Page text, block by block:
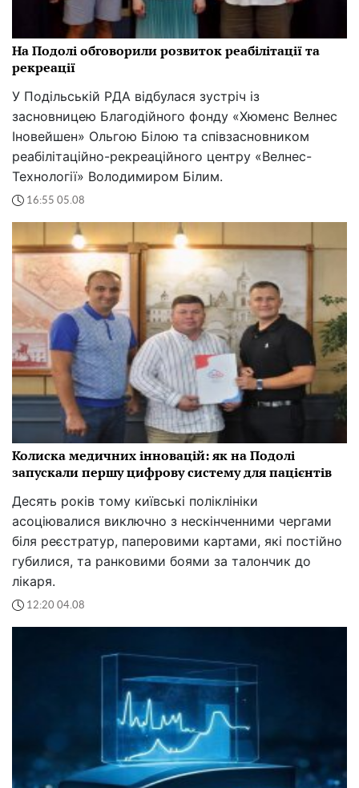
На Подолі обговорили розвиток реабілітації та
рекреації
У Подільській РДА відбулася зустріч із
засновницею Благодійного фонду «Хюменс Велнес
Іновейшен» Ольгою Білою та співзасновником
реабілітаційно-рекреаційного центру «Велнес-
Технології» Володимиром Білим.
16:55 05.08
Колиска медичних інновацій: як на Подолі
запускали першу цифрову систему для пацієнтів
Десять років тому київські поліклініки
асоціювалися виключно з нескінченними чергами
біля реєстратур, паперовими картами, які постійно
губилися, та ранковими боями за талончик до
лікаря.
12:20 04.08